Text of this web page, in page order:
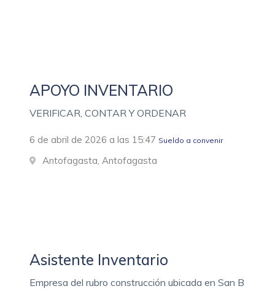
APOYO INVENTARIO
VERIFICAR, CONTAR Y ORDENAR
6 de abril de 2026 a las 15:47 Sueldo a convenir
Antofagasta, Antofagasta
Asistente Inventario
Empresa del rubro construcción ubicada en San B